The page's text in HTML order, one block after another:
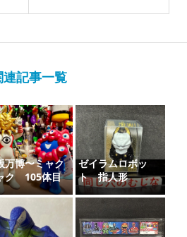
連記事一覧
万博〜ミャク
ク 105体目
ゼイラムロボッ
ト 指人形